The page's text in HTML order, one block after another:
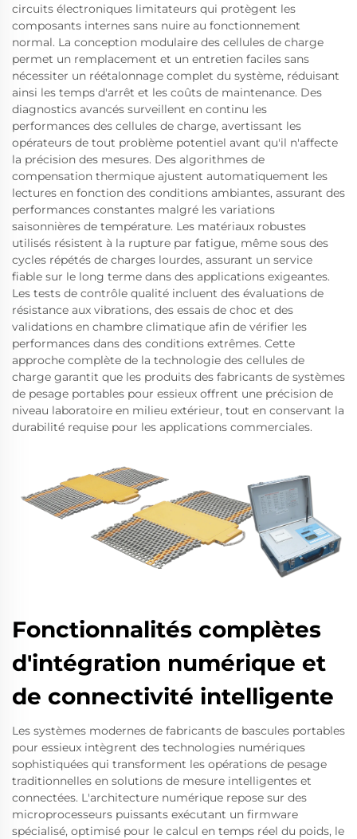
circuits électroniques limitateurs qui protègent les
composants internes sans nuire au fonctionnement
normal. La conception modulaire des cellules de charge
permet un remplacement et un entretien faciles sans
nécessiter un réétalonnage complet du système, réduisant
ainsi les temps d'arrêt et les coûts de maintenance. Des
diagnostics avancés surveillent en continu les
performances des cellules de charge, avertissant les
opérateurs de tout problème potentiel avant qu'il n'affecte
la précision des mesures. Des algorithmes de
compensation thermique ajustent automatiquement les
lectures en fonction des conditions ambiantes, assurant des
performances constantes malgré les variations
saisonnières de température. Les matériaux robustes
utilisés résistent à la rupture par fatigue, même sous des
cycles répétés de charges lourdes, assurant un service
fiable sur le long terme dans des applications exigeantes.
Les tests de contrôle qualité incluent des évaluations de
résistance aux vibrations, des essais de choc et des
validations en chambre climatique afin de vérifier les
performances dans des conditions extrêmes. Cette
approche complète de la technologie des cellules de
charge garantit que les produits des fabricants de systèmes
de pesage portables pour essieux offrent une précision de
niveau laboratoire en milieu extérieur, tout en conservant la
durabilité requise pour les applications commerciales.
Fonctionnalités complètes
d'intégration numérique et
de connectivité intelligente
Les systèmes modernes de fabricants de bascules portables
pour essieux intègrent des technologies numériques
sophistiquées qui transforment les opérations de pesage
traditionnelles en solutions de mesure intelligentes et
connectées. L'architecture numérique repose sur des
microprocesseurs puissants exécutant un firmware
spécialisé, optimisé pour le calcul en temps réel du poids, le